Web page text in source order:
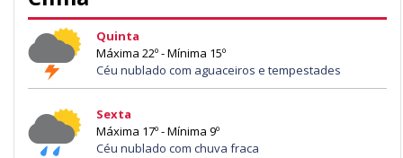
Quinta
Máxima 22º - Mínima 15º
Céu nublado com aguaceiros e tempestades
Sexta
Máxima 17º - Mínima 9º
Céu nublado com chuva fraca